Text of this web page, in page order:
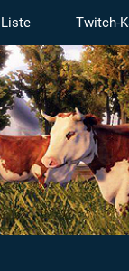
Twitch-